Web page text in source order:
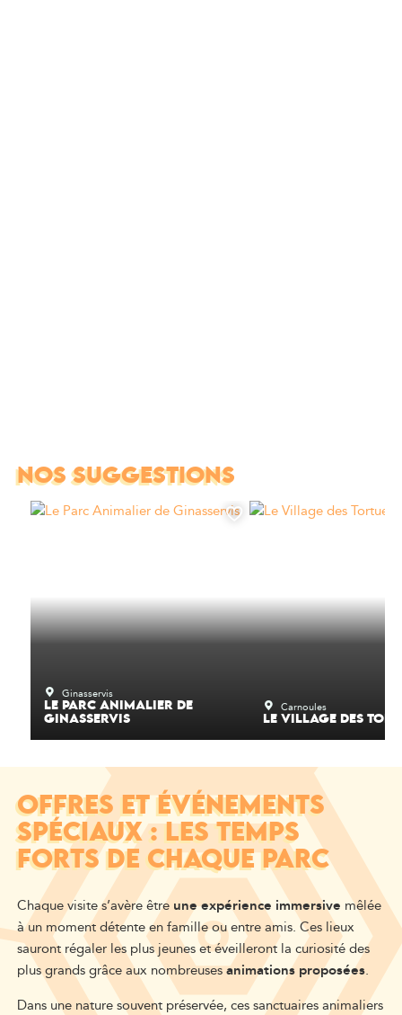
NOS SUGGESTIONS
Ginasservis
LE PARC ANIMALIER DE
GINASSERVIS
Carnoules
LE VILLAGE DES
OFFRES ET ÉVÉNEMENTS
SPÉCIAUX : LES TEMPS
FORTS DE CHAQUE PARC
Chaque visite s’avère être une expérience immersive mêlée
à un moment détente en famille ou entre amis. Ces lieux
sauront régaler les plus jeunes et éveilleront la curiosité des
plus grands grâce aux nombreusesanimations proposées.
Dans une nature souvent préservée, ces sanctuaires animaliers